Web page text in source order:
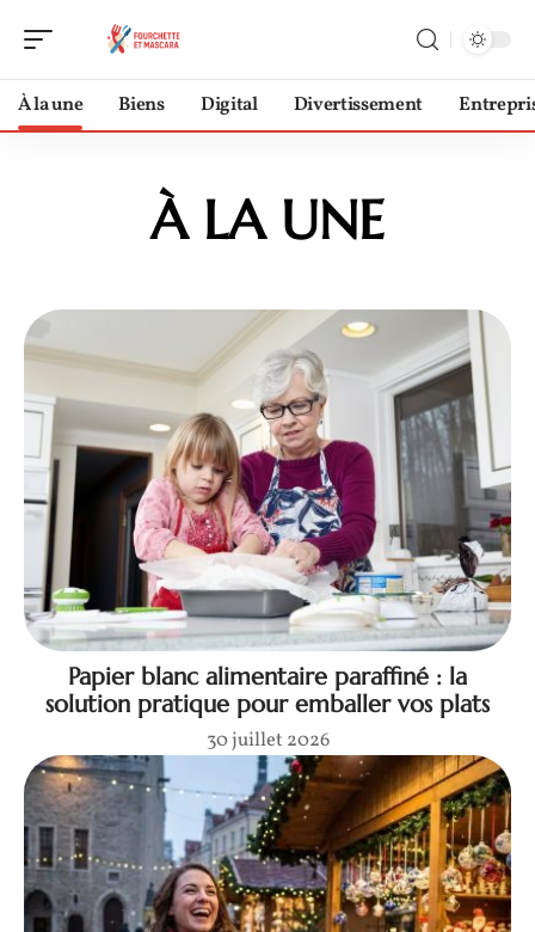
À la une Biens Digital Divertissement
À LA UNE
Papier blanc alimentaire paraffiné : la
solution pratique pour emballer vos plats
30 juillet 2026